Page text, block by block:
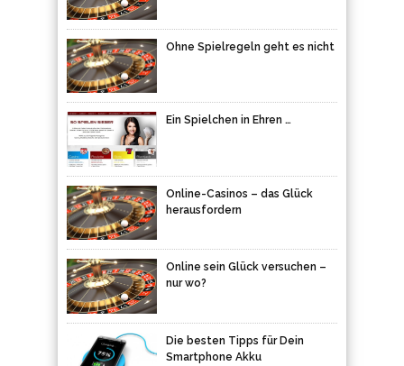
Ohne Spielregeln geht es nicht
Ein Spielchen in Ehren …
Online-Casinos – das Glück
herausfordern
Online sein Glück versuchen –
nur wo?
Die besten Tipps für Dein
Smartphone Akku